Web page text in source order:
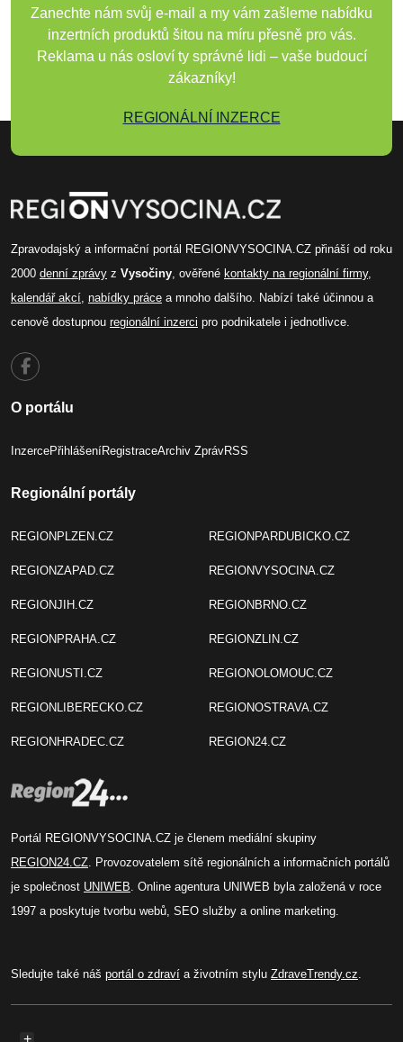
Zanechte nám svůj e-mail a my vám zašleme nabídku
inzertních produktů šitou na míru přesně pro vás.
Reklama u nás osloví ty správné lidi – vaše budoucí
zákazníky!
REGIONÁLNÍ INZERCE
Zpravodajský a informační portál REGIONVYSOCINA.CZ přináší od roku
2000 denní zprávy z Vysočiny , ověřené kontakty na regionální firmy,
kalendář akcí nabídky práce a mnoho dalšího. Nabízí také účinnou a
cenově dostupnou regionální inzerci pro podnikatele i jednotlivce.
O portálu
InzercePřihlášeníRegistraceArchiv ZprávRSS
Regionální portály
REGIONPLZEN.CZ
REGIONZAPAD.CZ
REGIONJIH.CZ
REGIONPRAHA.CZ
REGIONUSTI.CZ
REGIONLIBERECKO.CZ
REGIONHRADEC.CZ
REGIONPARDUBICKO.CZ
REGIONVYSOCINA.CZ
REGIONBRNO.CZ
REGIONZLIN.CZ
REGIONOLOMOUC.CZ
REGIONOSTRAVA.CZ
REGION24.CZ
Portál REGIONVYSOCINA.CZ je členem mediální skupiny
REGION24.CZ . Provozovatelem sítě regionálních a informačních portálů
je společnost UNIWEB . Online agentura UNIWEB byla založená v roce
1997 a poskytuje tvorbu webů, SEO služby a online marketing.
Sledujte také náš portál o zdraví a životním stylu ZdraveTrendy.cz
+